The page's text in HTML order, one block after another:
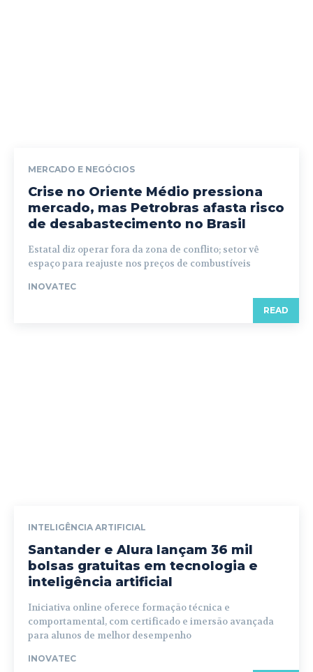
MERCADO E NEGÓCIOS
Crise no Oriente Médio pressiona
mercado, mas Petrobras afasta risco
de desabastecimento no Brasil
Estatal diz operar fora da zona de conflito; setor vê
espaço para reajuste nos preços de combustíveis
INOVATEC
READ
INTELIGÊNCIA ARTIFICIAL
Santander e Alura lançam 36 mil
bolsas gratuitas em tecnologia e
inteligência artificial
Iniciativa online oferece formação técnica e
comportamental, com certificado e imersão avançada
para alunos de melhor desempenho
INOVATEC